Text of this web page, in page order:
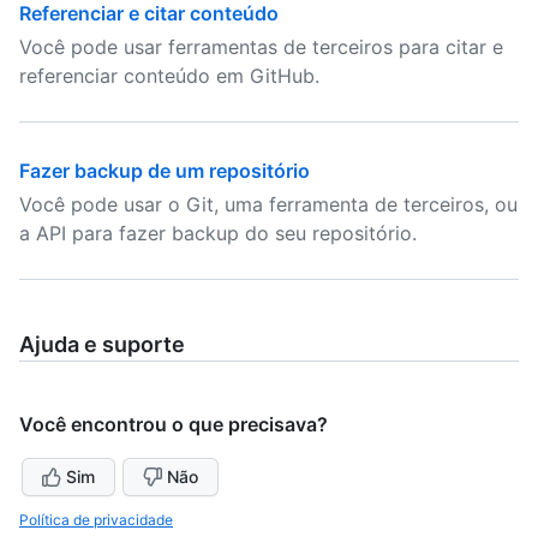
Referenciar e citar conteúdo
Você pode usar ferramentas de terceiros para citar e
referenciar conteúdo em GitHub.
Fazer backup de um repositório
Você pode usar o Git, uma ferramenta de terceiros, ou
a API para fazer backup do seu repositório.
Ajuda e suporte
Você encontrou o que precisava?
Sim Não
Política de privacidade